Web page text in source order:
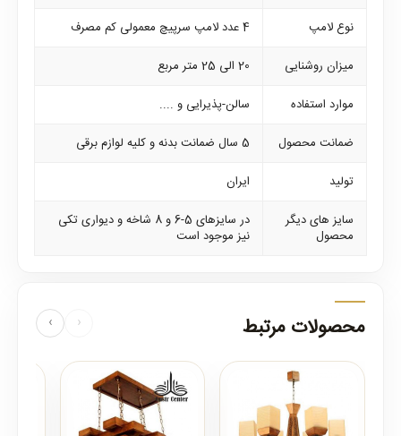
نوع لامپ
4 عدد لامپ سرپیچ معمولی کم مصرف
میزان روشنایی
20 الی 25 متر مربع
موارد استفاده
سالن-پذیرایی و ....
ضمانت محصول
5 سال ضمانت بدنه و کلیه لوازم برقی
تولید
ایران
سایز های دیگر
محصول
در سایزهای 5-6 و 8 شاخه و دیواری تکی
نیز موجود است
محصولات مرتبط ‹
›